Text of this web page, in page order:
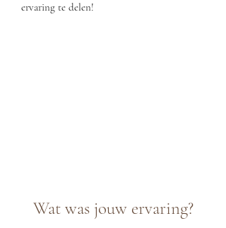
ervaring te delen!
Wat was jouw ervaring?